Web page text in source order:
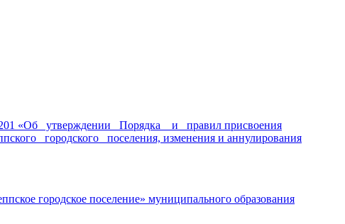
201 «Об утверждении Порядка и правил присвоения
городского поселения, изменения и аннулирования
городское поселение» муниципального образования